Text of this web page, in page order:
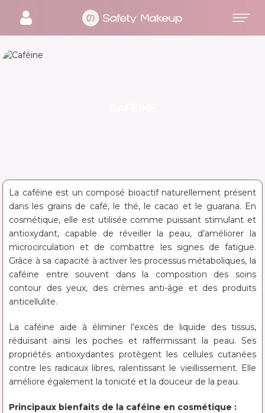
La caféine est un composé bioactif naturellement présent
dans les grains de café, le thé, le cacao et le guarana. En
cosmétique, elle est utilisée comme puissant stimulant et
antioxydant, capable de réveiller la peau, d’améliorer la
microcirculation et de combattre les signes de fatigue.
Grâce à sa capacité à activer les processus métaboliques, la
caféine entre souvent dans la composition des soins
contour des yeux, des crèmes anti-âge et des produits
anticellulite.
La caféine aide à éliminer l’excès de liquide des tissus,
réduisant ainsi les poches et raffermissant la peau. Ses
propriétés antioxydantes protègent les cellules cutanées
contre les radicaux libres, ralentissant le vieillissement. Elle
améliore également la tonicité et la douceur de la peau.
Principaux bienfaits de la caféine en cosmétique :